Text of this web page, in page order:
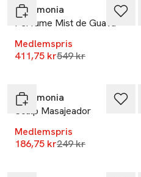
Ceremonia
Perfume Mist de Guava
Medlemspris
411,75 krLägsta pris 30
549 kr
Ceremonia
Scalp Masajeador
Medlemspris
186,75 krLägsta pris 30
249 kr